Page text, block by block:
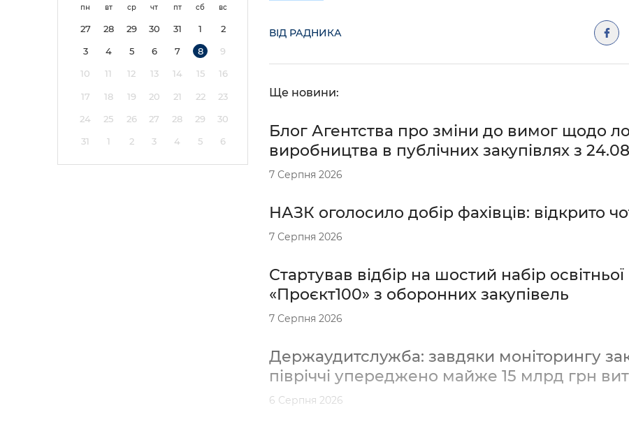
пн вт ср чт пт сб вс
27 28 29 30 31 1 2
3 4 5 6 7 8 9
10 11 12 13 14 15 16
17 18 19 20 21 22 23
24 25 26 27 28 29 30
31 1 2 3 4 5 6
ВІД РАДНИКА
Ще новини:
Блог Агентства про зміни до вимог щодо
виробництва в публічних закупівлях з
7 Серпня 2026
НАЗК оголосило добір фахівців: відкрито
7 Серпня 2026
Стартував відбір на шостий набір
«Проєкт100» з оборонних закупівель
7 Серпня 2026
Держаудитслужба: завдяки моніторингу
півріччі упереджено майже 15 млрд грн
6 Серпня 2026